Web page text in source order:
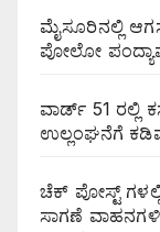
ಮೈಸೂರಿನಲ್ಲಿ
ಪೋಲೋ
ವಾರ್ಡ್ 51 ರಲ್ಲಿ
ಉಲ್ಲಂಘನೆಗೆ
ಚೆಕ್ ಪೋಸ್ಟ್
ಸಾಗಣೆ